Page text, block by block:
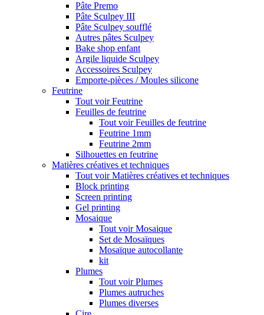
Pâte Premo
Pâte Sculpey III
Pâte Sculpey soufflé
Autres pâtes Sculpey
Bake shop enfant
Argile liquide Sculpey
Accessoires Sculpey
Emporte-pièces / Moules silicone
Feutrine
Tout voir Feutrine
Feuilles de feutrine
Tout voir Feuilles de feutrine
Feutrine 1mm
Feutrine 2mm
Silhouettes en feutrine
Matières créatives et techniques
Tout voir Matières créatives et techniques
Block printing
Screen printing
Gel printing
Mosaique
Tout voir Mosaique
Set de Mosaïques
Mosaïque autocollante
kit
Plumes
Tout voir Plumes
Plumes autruches
Plumes diverses